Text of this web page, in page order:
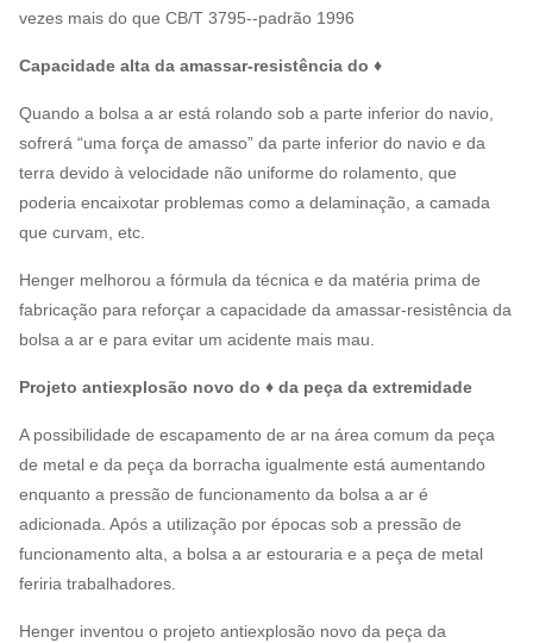
vezes mais do que CB/T 3795--padrão 1996
Capacidade alta da amassar-resistência do ♦
Quando a bolsa a ar está rolando sob a parte inferior do navio,
sofrerá “uma força de amasso” da parte inferior do navio e da
terra devido à velocidade não uniforme do rolamento, que
poderia encaixotar problemas como a delaminação, a camada
que curvam, etc.
Henger melhorou a fórmula da técnica e da matéria prima de
fabricação para reforçar a capacidade da amassar-resistência da
bolsa a ar e para evitar um acidente mais mau.
Projeto antiexplosão novo do ♦ da peça da extremidade
A possibilidade de escapamento de ar na área comum da peça
de metal e da peça da borracha igualmente está aumentando
enquanto a pressão de funcionamento da bolsa a ar é
adicionada. Após a utilização por épocas sob a pressão de
funcionamento alta, a bolsa a ar estouraria e a peça de metal
feriria trabalhadores.
Henger inventou o projeto antiexplosão novo da peça da